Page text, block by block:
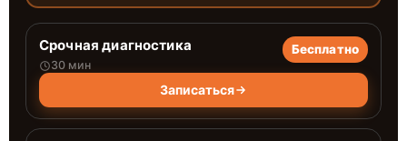
Срочная диагностика
30 мин
Бесплатно
Записаться